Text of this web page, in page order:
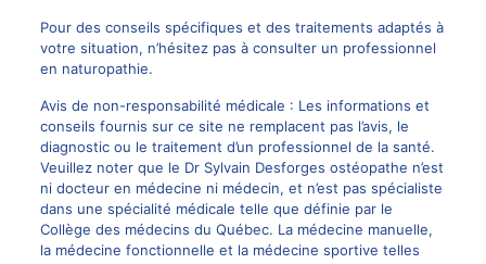
Pour des conseils spécifiques et des traitements adaptés à
votre situation, n’hésitez pas à consulter un professionnel
en naturopathie.
Avis de non-responsabilité médicale : Les informations et
conseils fournis sur ce site ne remplacent pas l’avis, le
diagnostic ou le traitement d’un professionnel de la santé.
Veuillez noter que le Dr Sylvain Desforges ostéopathe n’est
ni docteur en médecine ni médecin, et n’est pas spécialiste
dans une spécialité médicale telle que définie par le
Collège des médecins du Québec. La médecine manuelle,
la médecine fonctionnelle et la médecine sportive telles